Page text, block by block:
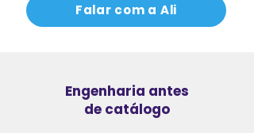
Falar com a Ali
Engenharia antes
de catálogo